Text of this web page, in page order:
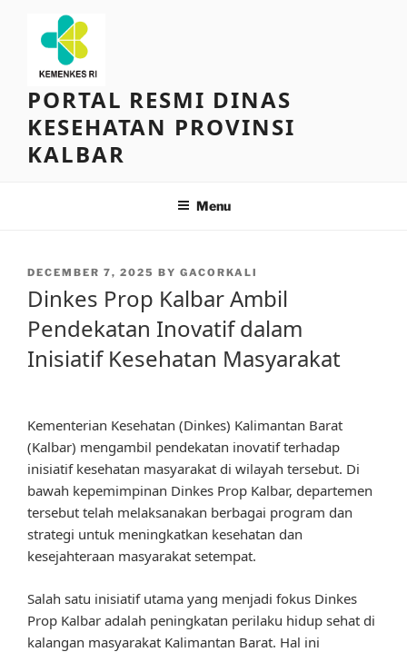
content
PORTAL RESMI DINAS
KESEHATAN PROVINSI
KALBAR
Menu
POSTED
DECEMBER 7, 2025 BY GACORKALI
Dinkes Prop Kalbar Ambil
Pendekatan Inovatif dalam
Inisiatif Kesehatan Masyarakat
Kementerian Kesehatan (Dinkes) Kalimantan Barat
(Kalbar) mengambil pendekatan inovatif terhadap
inisiatif kesehatan masyarakat di wilayah tersebut. Di
bawah kepemimpinan Dinkes Prop Kalbar, departemen
tersebut telah melaksanakan berbagai program dan
strategi untuk meningkatkan kesehatan dan
kesejahteraan masyarakat setempat.
Salah satu inisiatif utama yang menjadi fokus Dinkes
Prop Kalbar adalah peningkatan perilaku hidup sehat di
kalangan masyarakat Kalimantan Barat. Hal ini